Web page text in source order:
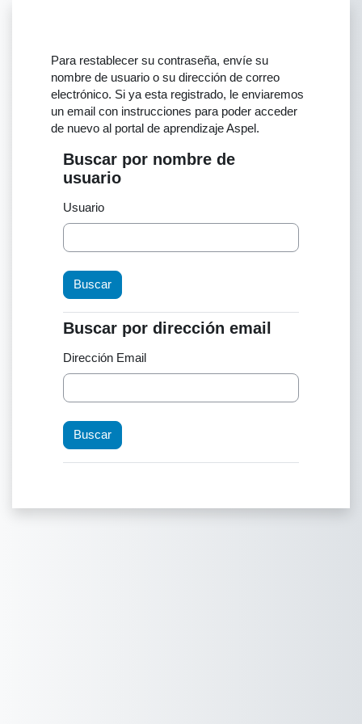
Para restablecer su contraseña, envíe su
nombre de usuario o su dirección de correo
electrónico. Si ya esta registrado, le enviaremos
un email con instrucciones para poder acceder
de nuevo al portal de aprendizaje Aspel.
Buscar por nombre de usuario
Buscar por nombre de
usuario
Usuario
Buscar por dirección email
Buscar por dirección email
Dirección Email